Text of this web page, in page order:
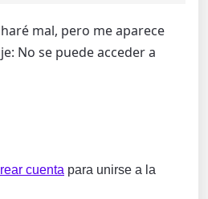
mal, pero me aparece
No se puede acceder a
cuenta para unirse a la